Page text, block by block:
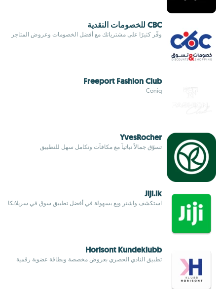
CBC للخصومات النقدية
وفّر كثيرًا على مشترياتك مع أفضل الخصومات وعروض المتاجر
Freeport Fashion Club
Coniq
YvesRocher
تسوّق جمالاً نباتياً مع مكافآت وتكامل سهل للتطبيق
Jiji.lk
استكشف واشترِ وبِع بسهولة في أفضل تطبيق سوق في سريلانكا
Horisont Kundeklubb
تطبيق النادي الحصري بعروض مخصصة وبطاقة عضوية رقمية